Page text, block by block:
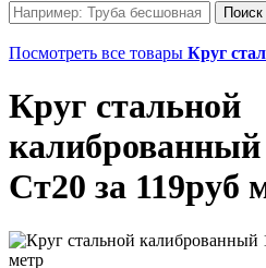
Посмотреть все товары Круг
Круг стальной
калиброванный
Ст20 за 119руб